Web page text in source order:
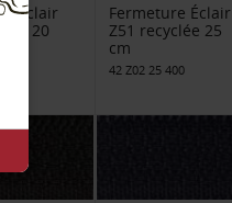
Éclair
20
Fermeture Éclair
Z51 recyclée 25
cm
42 Z02 25 400